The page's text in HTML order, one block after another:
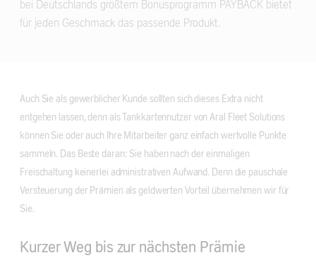
bei Deutschlands größtem Bonusprogramm PAYBACK bietet
für jeden Geschmack das passende Produkt.
Auch Sie als gewerblicher Kunde sollten sich dieses Extra nicht
entgehen lassen, denn als Tankkartennutzer von Aral Fleet Solutions
können Sie oder auch Ihre Mitarbeiter ganz einfach wertvolle Punkte
sammeln. Das Beste daran: Sie haben nach der einmaligen
Freischaltung keinerlei administrativen Aufwand. Denn die pauschale
Versteuerung der Prämien als geldwerten Vorteil übernehmen wir für
Sie.
Kurzer Weg bis zur nächsten Prämie